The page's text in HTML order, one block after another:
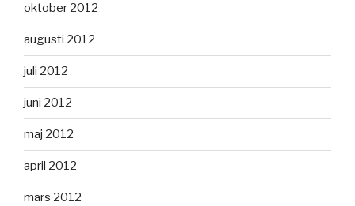
oktober 2012
augusti 2012
juli 2012
juni 2012
maj 2012
april 2012
mars 2012